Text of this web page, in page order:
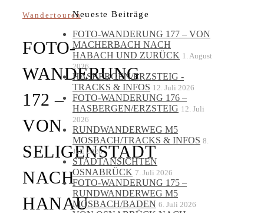
Wandertouren
FOTO-
WANDERUNG
172 –
VON
SELIGENSTADT
NACH
HANAU
Neueste Beiträge
FOTO-WANDERUNG 177 – VON
MACHERBACH NACH
HABACH UND ZURÜCK 1. August
2026
HASBERGEN/ERZSTEIG -
TRACKS & INFOS 12. Juli 2026
FOTO-WANDERUNG 176 –
HASBERGEN/ERZSTEIG 12. Juli
2026
RUNDWANDERWEG M5
MOSBACH/TRACKS & INFOS 8.
Juli 2026
STADTANSICHTEN
OSNABRÜCK 7. Juli 2026
FOTO-WANDERUNG 175 –
RUNDWANDERWEG M5
MOSBACH/BADEN 6. Juli 2026